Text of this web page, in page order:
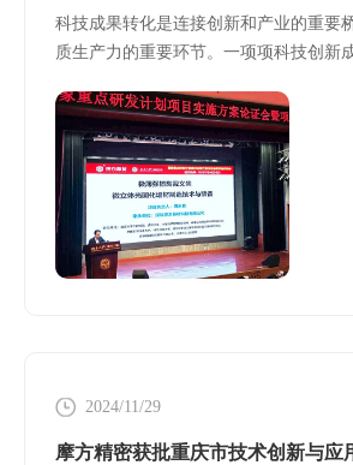
科技成果转化是连接创新和产业的重要
质生产力的重要环节。一项项科技创新
创新价值。
2024/11/29
摩方精密获批重庆市技术创新与应